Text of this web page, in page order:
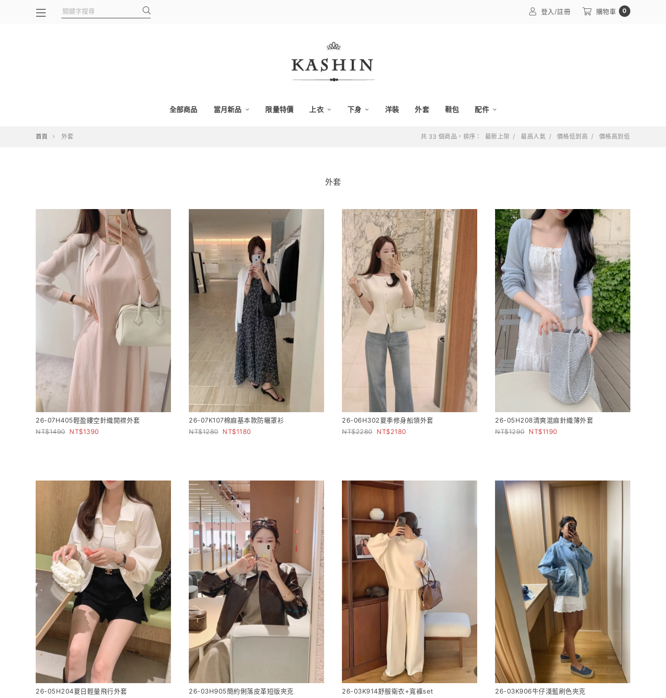
登入/註冊 購物車 0
全部商品 當月新品 限量特價 上衣 下身 洋裝 外套 鞋包 配件
首頁 外套 共 33 個商品，排序： 最新上架 最高人氣 價格低到高 價格高到低
外套
26-07H405輕盈鏤空針織開襟外套
1490
1390
26-07K107棉麻基本款防曬罩衫
1280
1180
26-06H302夏季修身船領外套
2280
2180
26-05H208清爽混麻針織薄外套
1290
1190
26-05H204夏日輕量飛行外套
26-03H905簡約俐落皮革短版夾克
26-03K914舒服衛衣+寬褲set
26-03K906牛仔淺藍刷色夾克